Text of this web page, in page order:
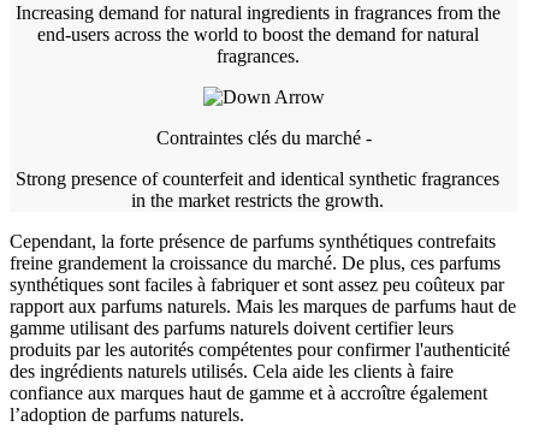
Increasing demand for natural ingredients in fragrances from the
end-users across the world to boost the demand for natural
fragrances.
Contraintes clés du marché -
Strong presence of counterfeit and identical synthetic fragrances
in the market restricts the growth.
Cependant, la forte présence de parfums synthétiques contrefaits
freine grandement la croissance du marché. De plus, ces parfums
synthétiques sont faciles à fabriquer et sont assez peu coûteux par
rapport aux parfums naturels. Mais les marques de parfums haut de
gamme utilisant des parfums naturels doivent certifier leurs
produits par les autorités compétentes pour confirmer l'authenticité
des ingrédients naturels utilisés. Cela aide les clients à faire
confiance aux marques haut de gamme et à accroître également
l’adoption de parfums naturels.